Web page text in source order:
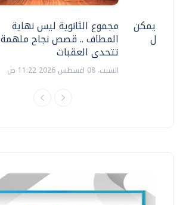
مجموع الثانوية ليس نهاية
المطاف .. قصص نجاح ملهمة
تتحدى العقبات
السبت، 08 اغسطس 2026 11:22 ص
.. هل يمكن
نتعامل